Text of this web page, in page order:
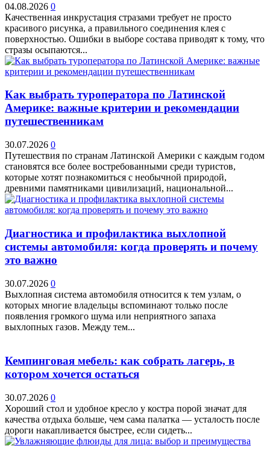
04.08.2026 0
Качественная инкрустация стразами требует не просто
красивого рисунка, а правильного соединения клея с
поверхностью. Ошибки в выборе состава приводят к тому, что
стразы осыпаются...
Как выбрать туроператора по Латинской
Америке: важные критерии и рекомендации
путешественникам
30.07.2026 0
Путешествия по странам Латинской Америки с каждым годом
становятся все более востребованными среди туристов,
которые хотят познакомиться с необычной природой,
древними памятниками цивилизаций, национальной...
Диагностика и профилактика выхлопной
системы автомобиля: когда проверять и почему
это важно
30.07.2026 0
Выхлопная система автомобиля относится к тем узлам, о
которых многие владельцы вспоминают только после
появления громкого шума или неприятного запаха
выхлопных газов. Между тем...
Кемпинговая мебель: как собрать лагерь, в
котором хочется остаться
30.07.2026 0
Хороший стол и удобное кресло у костра порой значат для
качества отдыха больше, чем сама палатка — усталость после
дороги накапливается быстрее, если сидеть...